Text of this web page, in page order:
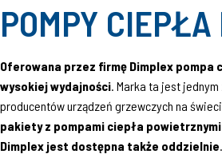
POMPY
Oferowana przez firmę Dimplex pompa
wysokiej wydajności. Marka ta jest
producentów urządzeń grzewczych na
pakiety z pompami ciepła
Dimplex jest dostępna także oddzielnie